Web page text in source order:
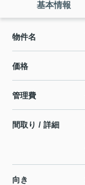
基本情報
物件名
価格
管理費
間取り / 詳細
向き